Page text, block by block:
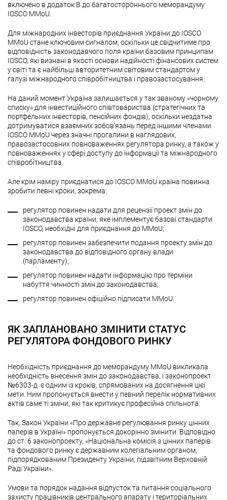
включено в додаток В до багатостороннього меморандуму
IOSCO MMoU.
Для міжнародних інвесторів приєднання України до IOSCO
MMoU стане ключовим сигналом, оскільки це свідчитиме про
відповідність законодавчого поля країни базовим принципам
IOSCO, які визнані в якості основи надійності фінансових систем
у світі та є найбільш авторитетним світовим стандартом у
галузі міжнародного співробітництва і правозастосування.
На даний момент Україна залишається у так званому «чорному
списку» для інвестиційного співтовариства (стратегічних та
портфельних інвесторів, пенсійних фондів), оскільки нездатна
дотримуватися взаємних зобов’язань перед іншими членами
IOSCO MMoU через значні прогалини в наглядових,
правозастосовних повноваженнях регулятора ринку, а також у
повноваженнях у сфері доступу до інформації та міжнародного
співробітництва.
Але крім наміру приєднатися до IOSCO MMoU країна повинна
зробити певні кроки, зокрема:
регулятор повинен надати для рецензії проект змін до
законодавства країни, яке імплементує базові стандарти
IOSCO, необхідні для приєднання до MMoU;
регулятор повинен забезпечити подання проекту змін до
законодавства до відповідного органу влади
(парламенту);
регулятор повинен надати інформацію про терміни
набуття чинності змін до законодавства;
регулятор повинен офіційно підписати MMoU.
ЯК ЗАПЛАНОВАНО ЗМІНИТИ СТАТУС
РЕГУЛЯТОРА ФОНДОВОГО РИНКУ
Необхідність приєднання до меморандуму MMoU викликала
необхідність внесення змін до законодавства, і законопроект
№6303-д є одним із кроків, спрямованих на досягнення цієї
мети. Ним пропонується внести у певний перелік нормативних
актів саме ті зміни, які так критикує професійна спільнота.
Так, Закон України «Про державне регулювання ринку цінних
паперів в Україні» пропонується докорінно змінити. Відповідно
до ст. 6 законопроекту, «Національна комісія з цінних паперів
та фондового ринку є державним колегіальним органом,
підпорядкованим Президенту України, підзвітним Верховній
Раді України».
Умови та порядок надання відпусток та питання соціального
захисту працівників центрального апарату і територіальних